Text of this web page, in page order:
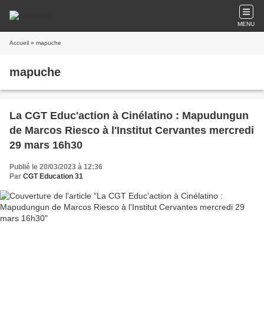
MENU
Accueil » mapuche
mapuche
La CGT Educ'action à Cinélatino : Mapudungun
de Marcos Riesco à l'Institut Cervantes mercredi
29 mars 16h30
Publié le 20/03/2023 à 12:36
Par CGT Education 31